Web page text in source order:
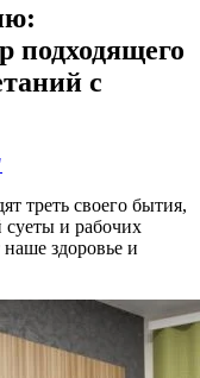
подходящего
с
треть своего бытия,
суеты и рабочих
здоровье и